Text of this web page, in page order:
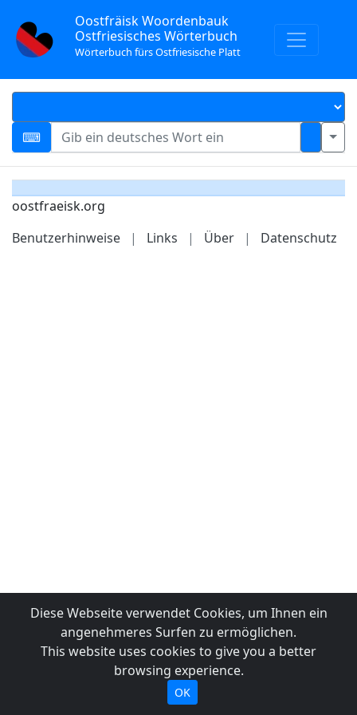
Oostfräisk Woordenbauk
Ostfriesisches Wörterbuch
Wörterbuch fürs Ostfriesische Platt
oostfraeisk.org
Benutzerhinweise
| Links | Über | Datenschutz
Diese Webseite verwendet Cookies, um Ihnen ein
angenehmeres Surfen zu ermöglichen.
This website uses cookies to give you a better
browsing experience.
OK